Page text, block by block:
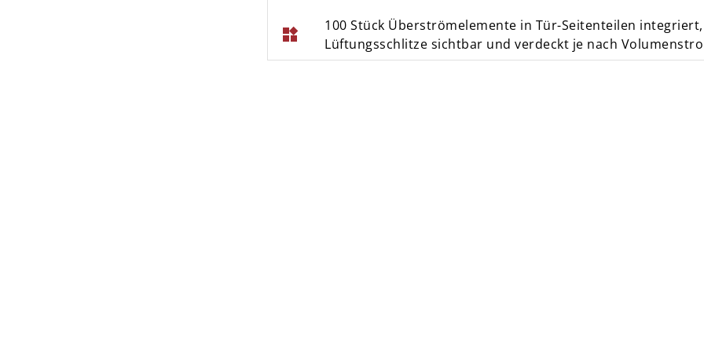
widgets
100 Stück Überströmelemente in Tür-Seitenteilen integriert,
Lüftungsschlitze sichtbar und verdeckt je nach